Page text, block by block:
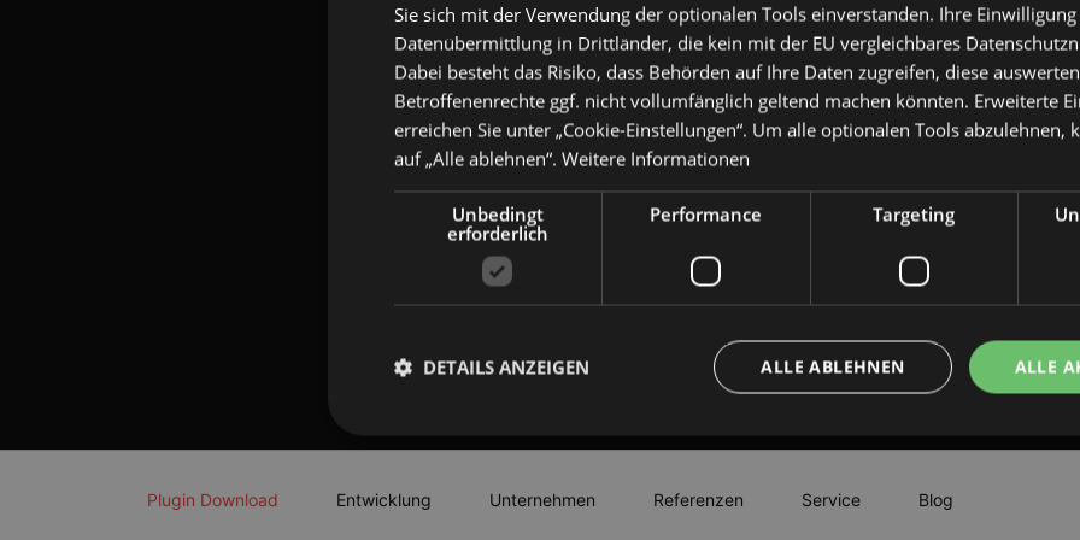
willige ein,
Mail über
Dienstleistungen
werden
genutzt. Eine
erfolgt nicht.
Nutzung des in
Bitte rechnen Sie
Plugin Download Entwicklung Unternehmen Referenzen Service Blog
Sie sich mit der Verwendung der optionalen Tools einverstanden. Ihre
Datenübermittlung in Drittländer, die kein mit der EU vergleichbares
Dabei besteht das Risiko, dass Behörden auf Ihre Daten zugreifen, diese
Betroffenenrechte ggf. nicht vollumfänglich geltend machen könnten. Erweiterte
erreichen Sie unter „Cookie-Einstellungen“. Um alle optionalen Tools abzulehnen,
auf „Alle ablehnen“. Weitere Informationen
Unbedingt
erforderlich
Performance Targeting
ALLE
ALLE ABLEHNEN
DETAILS ANZEIGEN